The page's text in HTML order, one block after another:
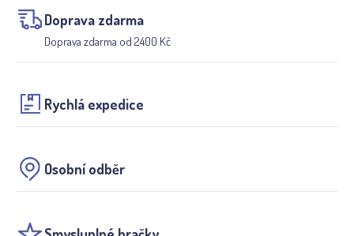
Doprava zdarma
Doprava zdarma od 2400 Kč
Rychlá expedice
Osobní odběr